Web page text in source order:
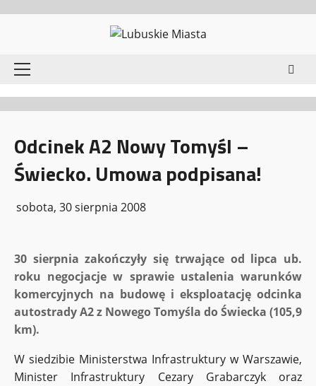
Menu
główne
Odcinek A2 Nowy Tomyśl –
Świecko. Umowa podpisana!
sobota, 30 sierpnia 2008
30 sierpnia zakończyły się trwające od lipca ub.
roku negocjacje w sprawie ustalenia warunków
komercyjnych na budowę i eksploatację odcinka
autostrady A2 z Nowego Tomyśla do Świecka (105,9
km).
W siedzibie Ministerstwa Infrastruktury w Warszawie,
Minister Infrastruktury Cezary Grabarczyk oraz